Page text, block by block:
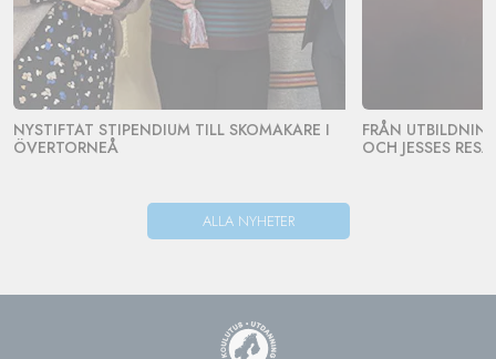
NYSTIFTAT STIPENDIUM TILL SKOMAKARE I
ÖVERTORNEÅ
FRÅN
OCH JESSES RESA.
ALLA NYHETER